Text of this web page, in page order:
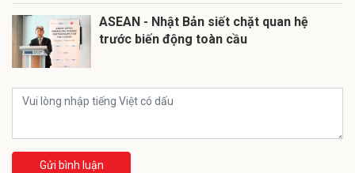
ASEAN - Nhật Bản siết chặt quan hệ
trước biến động toàn cầu
Gửi bình luận